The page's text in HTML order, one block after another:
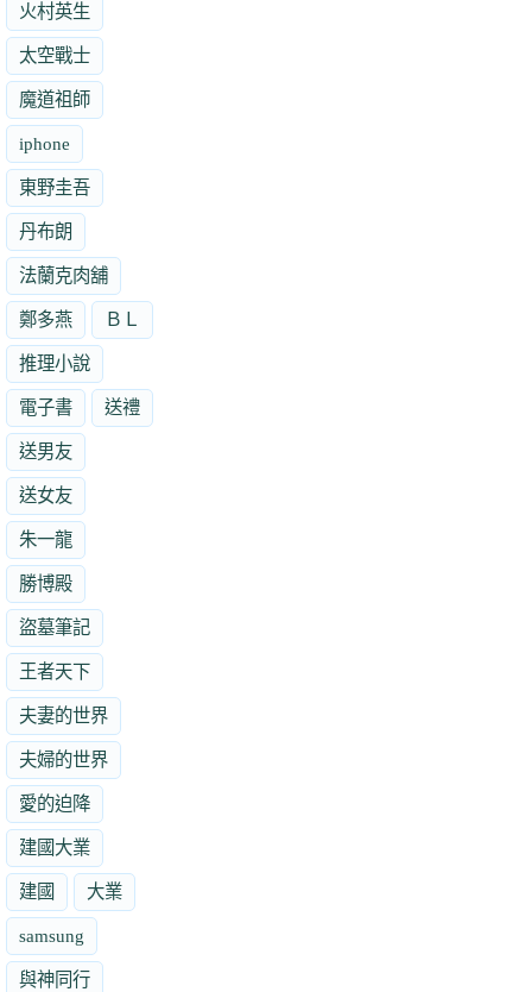
火村英生
太空戰士
魔道祖師
iphone
東野圭吾
丹布朗
法蘭克肉舖
鄭多燕 ＢＬ
推理小說
電子書 送禮
送男友
送女友
朱一龍
勝博殿
盜墓筆記
王者天下
夫妻的世界
夫婦的世界
愛的迫降
建國大業
建國 大業
samsung
與神同行